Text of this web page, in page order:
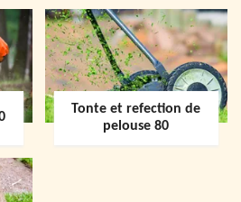
Tonte et refection de
pelouse 80